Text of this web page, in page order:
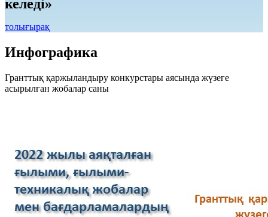
келеді»
толығырақ
Инфографика
Гранттық қаржыландыру конкурстары аясында жүзеге
асырылған жобалар саны